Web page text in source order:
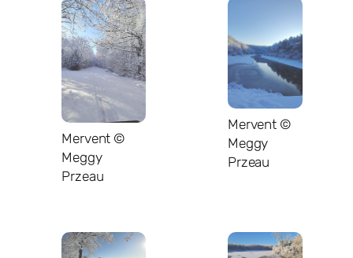
Mervent ©
Meggy
Przeau
Mervent ©
Meggy
Przeau